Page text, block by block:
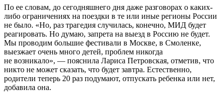
По ее словам, до сегодняшнего дня даже разговорах о каких-
либо ограничениях на поездки в те или иные регионы России
не было. «Но, раз трагедия случилась, конечно, МИД будет
реагировать. Но думаю, запрета на выезд в Россию не будет.
Мы проводим большие фестивали в Москве, в Смоленке,
выезжает очень много детей, проблем никогда
не возникало», — пояснила Лариса Петровская, отметив, что
никто не может сказать, что будет завтра. Естественно,
родители теперь 20 раз подумают, отпускать ребенка или нет,
добавила она.